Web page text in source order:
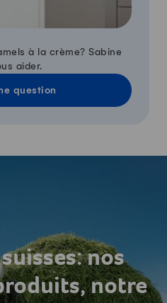
à la crème? Sabine
aider.
question
nos
notre